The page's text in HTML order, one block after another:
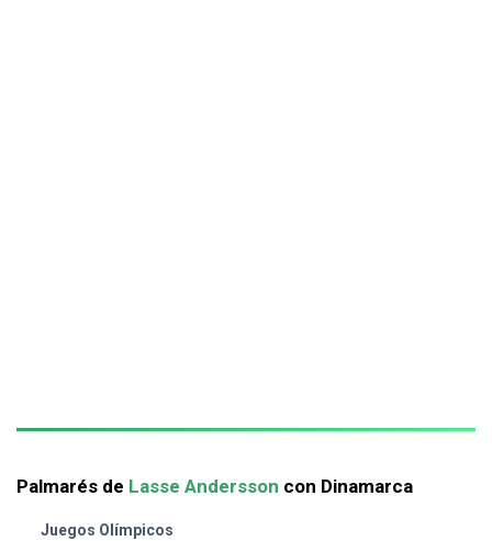
Palmarés de Lasse Andersson con Dinamarca
Juegos Olímpicos